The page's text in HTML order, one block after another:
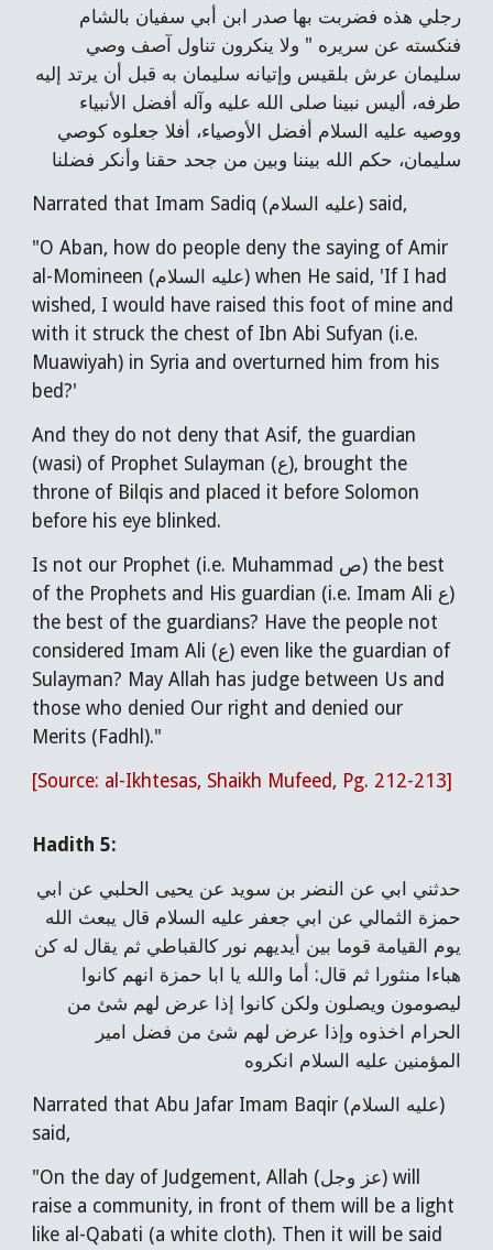
رجلي هذه فضربت بها صدر ابن أبي سفيان بالشام
فنكسته عن سريره " ولا ينكرون تناول آصف وصي
سليمان عرش بلقيس وإتيانه سليمان به قبل أن يرتد إليه
طرفه، أليس نبينا صلى الله عليه وآله أفضل الأنبياء
ووصيه عليه السلام أفضل الأوصياء، أفلا جعلوه كوصي
سليمان، حكم الله بيننا وبين من جحد حقنا وأنكر فضلنا
Narrated that Imam Sadiq (عليه السلام) said,
"O Aban, how do people deny the saying of Amir
al-Momineen (عليه السلام) when He said, 'If I had
wished, I would have raised this foot of mine and
with it struck the chest of Ibn Abi Sufyan (i.e.
Muawiyah) in Syria and overturned him from his
bed?'
And they do not deny that Asif, the guardian
(wasi) of Prophet Sulayman (ع), brought the
throne of Bilqis and placed it before Solomon
before his eye blinked.
Is not our Prophet (i.e. Muhammad ص) the best
of the Prophets and His guardian (i.e. Imam Ali ع)
the best of the guardians? Have the people not
considered Imam Ali (ع) even like the guardian of
Sulayman? May Allah has judge between Us and
those who denied Our right and denied our
Merits (Fadhl)."
[Source: al-Ikhtesas, Shaikh Mufeed, Pg. 212-213]
Hadith 5:
حدثني ابي عن النضر بن سويد عن يحيى الحلبي عن ابي
حمزة الثمالي عن ابي جعفر عليه السلام قال يبعث الله
يوم القيامة قوما بين أيديهم نور كالقباطي ثم يقال له كن
هباء‌ا منثورا ثم قال: أما والله يا ابا حمزة انهم كانوا
ليصومون ويصلون ولكن كانوا إذا عرض لهم شئ من
الحرام اخذوه وإذا عرض لهم شئ من فضل امير
المؤمنين عليه السلام انكروه
Narrated that Abu Jafar Imam Baqir (عليه السلام)
said,
"On the day of Judgement, Allah (عز وجل) will
raise a community, in front of them will be a light
like al-Qabati (a white cloth). Then it will be said